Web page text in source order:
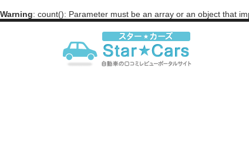
Warning: count(): Parameter must be an array or an object that